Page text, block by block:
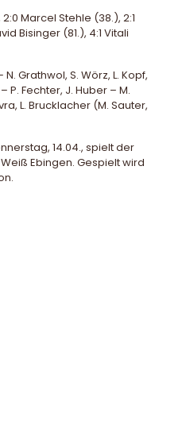
Marcel Stehle (38.), 2:1
Bisinger (81.), 4:1 Vitali
N. Grathwol, S. Wörz, L. Kopf,
P. Fechter, J. Huber – M.
L. Brucklacher (M. Sauter,
14.04., spielt der
Ebingen. Gespielt wird